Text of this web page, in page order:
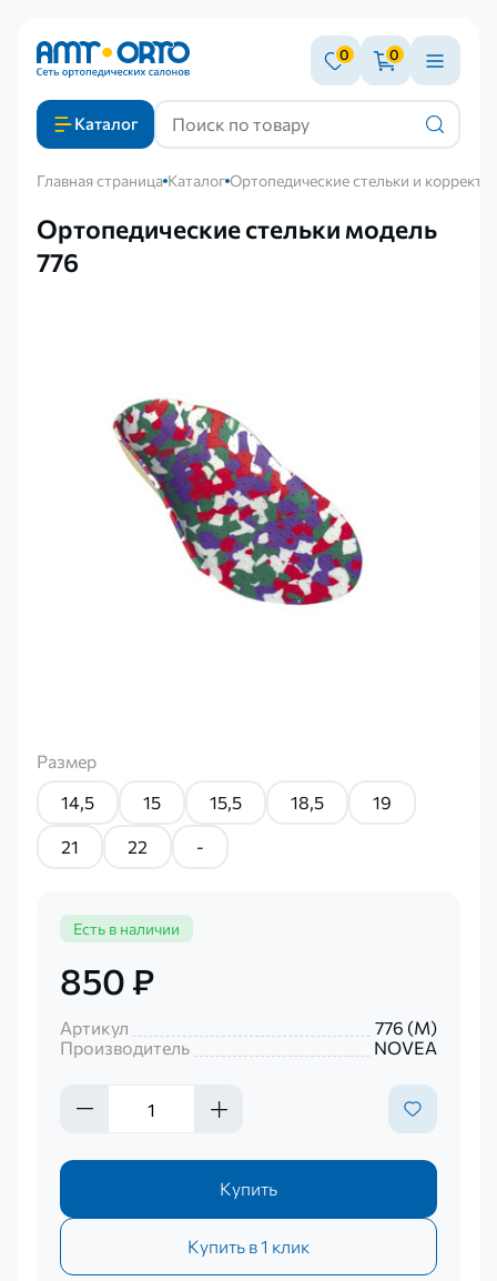
0 0
Каталог
Главная страница Каталог Ортопедические стельки и
Ортопедические стельки модель
776
Размер
14,5
15 15,5 18,5 19
21 22 -
Есть в наличии
850 ₽
Артикул
776 (М)
Производитель
NOVEA
Купить
Купить в 1 клик